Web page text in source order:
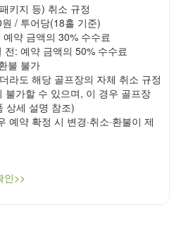
키지 등) 취소 규정
/ 투어당(18홀 기준)
약 금액의 30% 수수료
: 예약 금액의 50% 수수료
불 불가
라도 해당 골프장의 자체 취소 규정
불가할 수 있으며, 이 경우 골프장
상세 설명 참조)
예약 확정 시 변경·취소·환불이 제
인>>